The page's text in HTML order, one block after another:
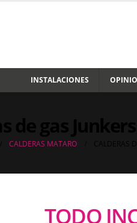
INSTALACIONES
CALDERAS MATARO
TODO